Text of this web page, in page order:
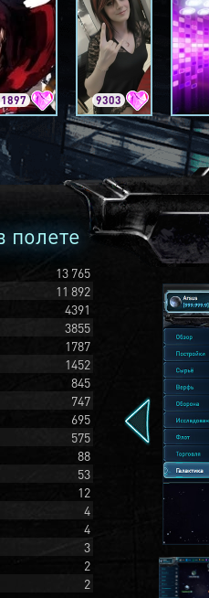
9303
полете
13 765
11 892
4391
3855
1787
1452
845
747
695
575
88
53
12
4
4
3
2
2